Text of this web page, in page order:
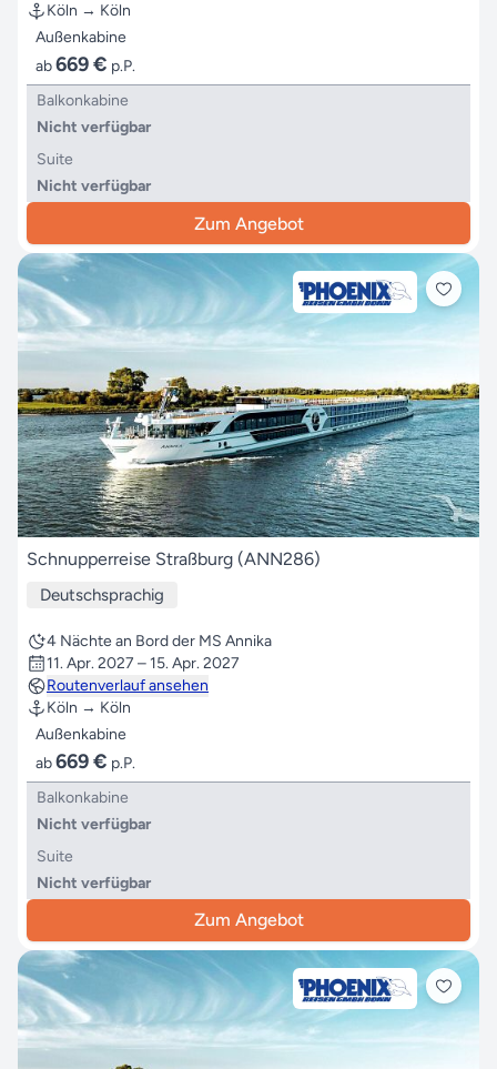
Köln → Köln
Außenkabine
ab669 € p.P.
Balkonkabine
Nicht verfügbar
Suite
Nicht verfügbar
Zum Angebot
Schnupperreise Straßburg (ANN286)
Deutschsprachig
4 Nächte an Bord der MS Annika
11. Apr. 2027 – 15. Apr. 2027
Routenverlauf ansehen
Köln → Köln
Außenkabine
ab669 € p.P.
Balkonkabine
Nicht verfügbar
Suite
Nicht verfügbar
Zum Angebot